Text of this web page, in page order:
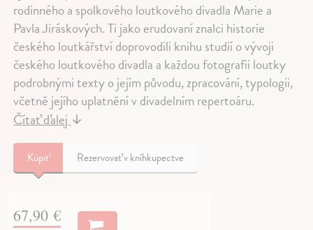
rodinného a spolkového loutkového divadla Marie a
Pavla Jiráskových. Ti jako erudovaní znalci historie
českého loutkářství doprovodili knihu studií o vývoji
českého loutkového divadla a každou fotografii loutky
podrobnými texty o jejím původu, zpracování, typologii,
včetně jejího uplatnění v divadelním repertoáru.
Čítať ďalej↓
Kúpiť Rezervovať v kníhkupectve
67,90 €